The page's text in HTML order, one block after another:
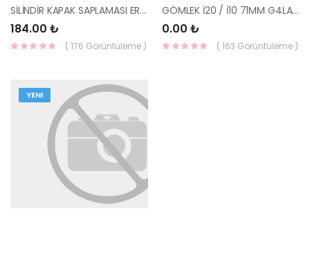
SİLİNDİR KAPAK SAPLAMASI ERA / RİO / CERATO BENZİNLİ 22321-26000-HMC
184.00 ₺
( 176 Görüntüleme )
GÖMLEK İ20 / İ10 71MM G4LA 14-01150000-GOETZE
0.00 ₺
( 163 Görüntüleme )
YENI